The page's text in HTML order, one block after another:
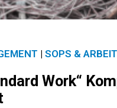
| SOPS &
Work“